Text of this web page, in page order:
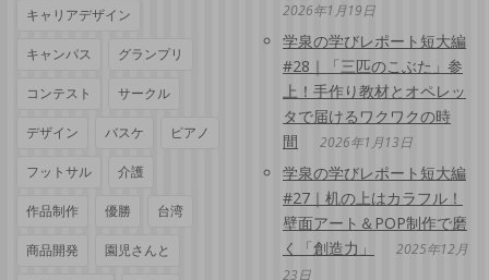
キャリアデザイン
キャンパス グランプリ
コンテスト サークル
デザイン バスケ ピアノ
フットサル 介護
作品制作 優勝 台湾
商品開発 園児さんと
2026年1月19日
学泉の学びレポート短大編
#28｜「三匹のこぶた」参
上！手作り教材とオペレッ
タで届けるワクワクの時
間
2026年1月13日
学泉の学びレポート短大編
#27｜机の上はカラフル！
壁面アート＆POP制作で磨
く「創造力」
2025年12月
23日